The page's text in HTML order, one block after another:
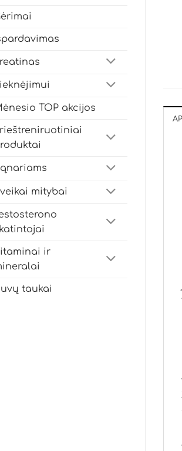
TOP akcijos
mitybai
ir
taukai